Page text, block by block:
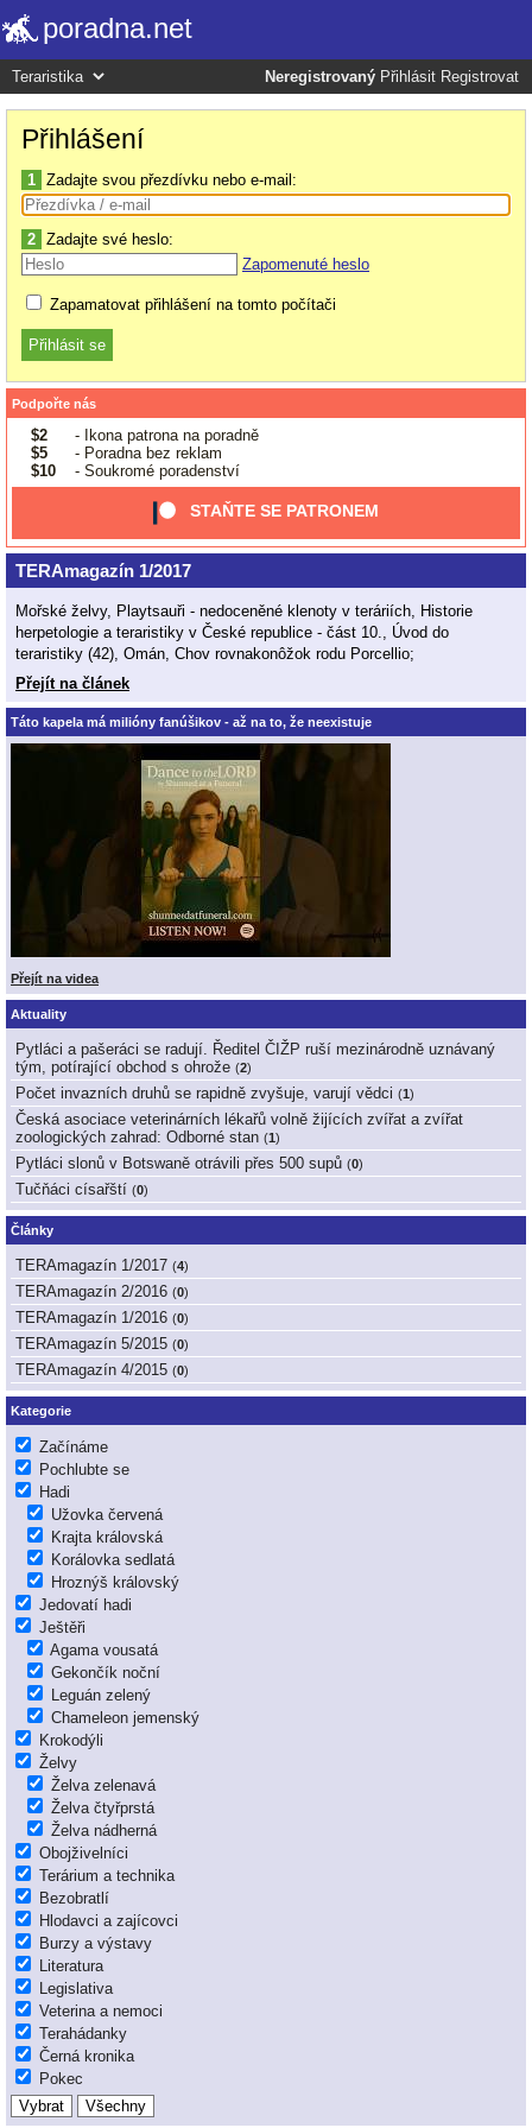
poradna.net
Neregistrovaný Přihlásit Registrovat
Přihlášení
1 Zadajte svou přezdívku nebo e-mail:
2 Zadajte své heslo:
Zapomenuté heslo
Zapamatovat přihlášení na tomto počítači
Podpořte nás
$2
- Ikona patrona na poradně
$5
- Poradna bez reklam
$10
- Soukromé poradenství
STAŇTE SE PATRONEM
TERAmagazín 1/2017
Mořské želvy, Playtsauři - nedoceněné klenoty v teráriích, Historie
herpetologie a teraristiky v České republice - část 10., Úvod do
teraristiky (42), Omán, Chov rovnakonôžok rodu Porcellio;
Přejít na článek
Táto kapela má milióny fanúšikov - až na to, že neexistuje
Přejít na videa
Aktuality
Pytláci a pašeráci se radují. Ředitel ČIŽP ruší mezinárodně uznávaný
tým, potírající obchod s ohrože (2)
Počet invazních druhů se rapidně zvyšuje, varují vědci (1)
Česká asociace veterinárních lékařů volně žijících zvířat a zvířat
zoologických zahrad: Odborné stan (1)
Pytláci slonů v Botswaně otrávili přes 500 supů (0)
Tučňáci císařští (0)
Články
TERAmagazín 1/2017 (4)
TERAmagazín 2/2016 (0)
TERAmagazín 1/2016 (0)
TERAmagazín 5/2015 (0)
TERAmagazín 4/2015 (0)
Kategorie
Začínáme
Pochlubte se
Hadi
Užovka červená
Krajta královská
Korálovka sedlatá
Hroznýš královský
Jedovatí hadi
Ještěři
Agama vousatá
Gekončík noční
Leguán zelený
Chameleon jemenský
Krokodýli
Želvy
Želva zelenavá
Želva čtyřprstá
Želva nádherná
Obojživelníci
Terárium a technika
Bezobratlí
Hlodavci a zajícovci
Burzy a výstavy
Literatura
Legislativa
Veterina a nemoci
Terahádanky
Černá kronika
Pokec